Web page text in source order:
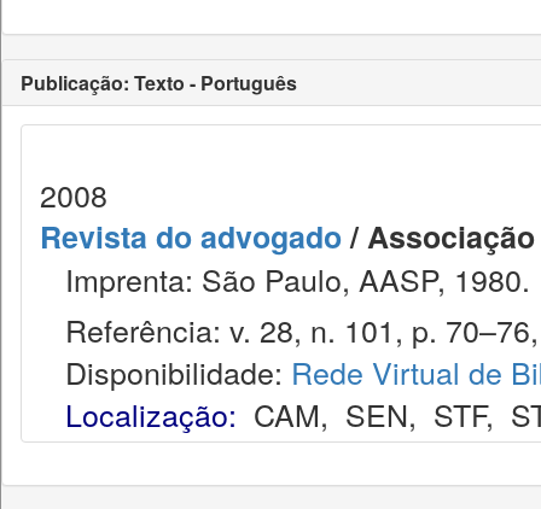
Publicação: Texto - Português
2008
Revista do advogado/
Imprenta: São Paulo, AASP, 1980.
Referência: v. 28, n. 101, p.
Disponibilidade: Rede Virtual de
Localização: CAM, SEN, STF,